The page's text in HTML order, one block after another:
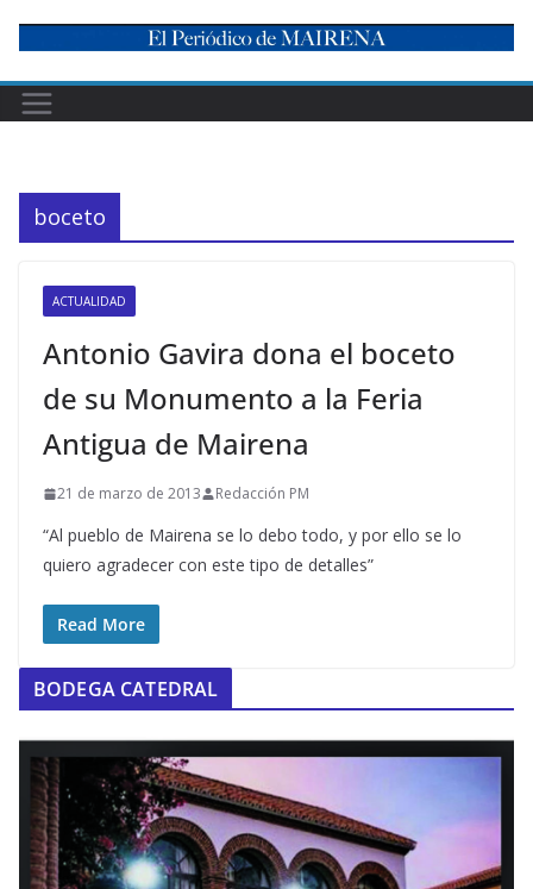
content
boceto
ACTUALIDAD
Antonio Gavira dona el boceto
de su Monumento a la Feria
Antigua de Mairena
21 de marzo de 2013 Redacción PM
“Al pueblo de Mairena se lo debo todo, y por ello se lo
quiero agradecer con este tipo de detalles”
Read More
BODEGA CATEDRAL